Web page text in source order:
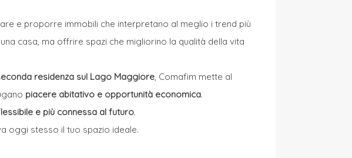
e proporre immobili che interpretano al meglio i trend più
casa, ma offrire spazi che migliorino la qualità della vita
residenza sul Lago Maggiore, Comafim mette al
piacere abitativo e opportunità economica.
e più connessa al futuro.
oggi stesso il tuo spazio ideale.